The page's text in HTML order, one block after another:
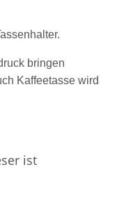
bringen
Kaffeetasse wird
ist
weiß,